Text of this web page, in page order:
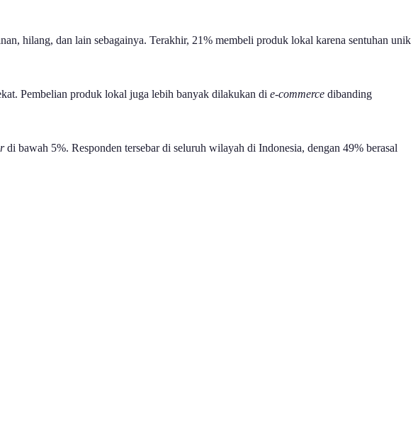
hilang, dan lain sebagainya. Terakhir, 21% membeli produk lokal karena sentuhan unik
Pembelian produk lokal juga lebih banyak dilakukan di e-commerce dibanding
di bawah 5%. Responden tersebar di seluruh wilayah di Indonesia, dengan 49% berasal